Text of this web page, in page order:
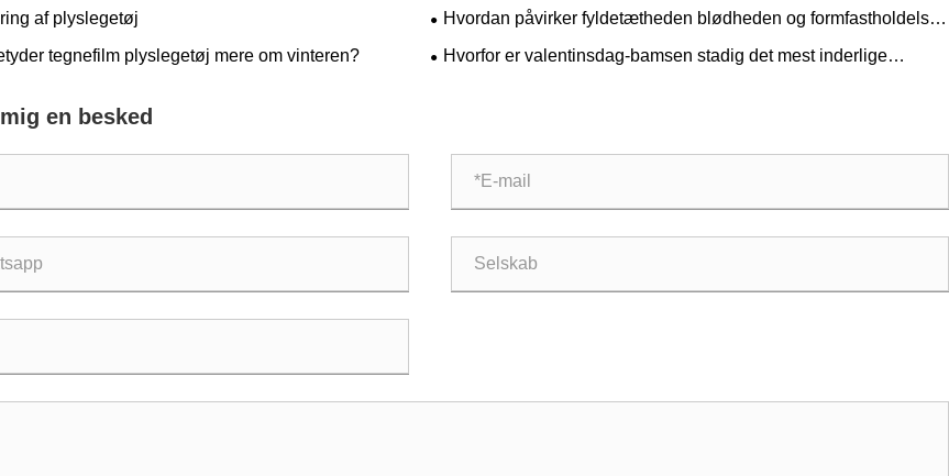
af plyslegetøj
Hvordan påvirker fyldetætheden blødheden og formfastholdelsen
af ​​plyslegetøj?
tegnefilm plyslegetøj mere om vinteren?
Hvorfor er valentinsdag-bamsen stadig det mest inderlige
en besked